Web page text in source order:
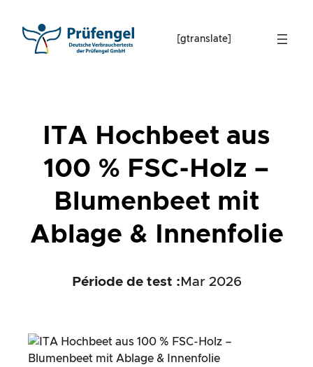
content
[gtranslate]
ITA Hochbeet aus
100 % FSC-Holz –
Blumenbeet mit
Ablage & Innenfolie
Période de test : Mar 2026